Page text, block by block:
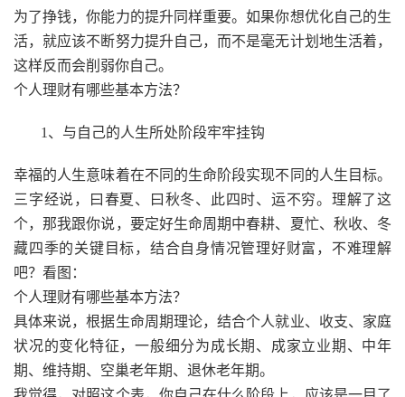
为了挣钱，你能力的提升同样重要。如果你想优化自己的生
活，就应该不断努力提升自己，而不是毫无计划地生活着，
这样反而会削弱你自己。
个人理财有哪些基本方法？
1、与自己的人生所处阶段牢牢挂钩
幸福的人生意味着在不同的生命阶段实现不同的人生目标。
三字经说，曰春夏、曰秋冬、此四时、运不穷。理解了这
个，那我跟你说，要定好生命周期中春耕、夏忙、秋收、冬
藏四季的关键目标，结合自身情况管理好财富，不难理解
吧？看图：
个人理财有哪些基本方法？
具体来说，根据生命周期理论，结合个人就业、收支、家庭
状况的变化特征，一般细分为成长期、成家立业期、中年
期、维持期、空巢老年期、退休老年期。